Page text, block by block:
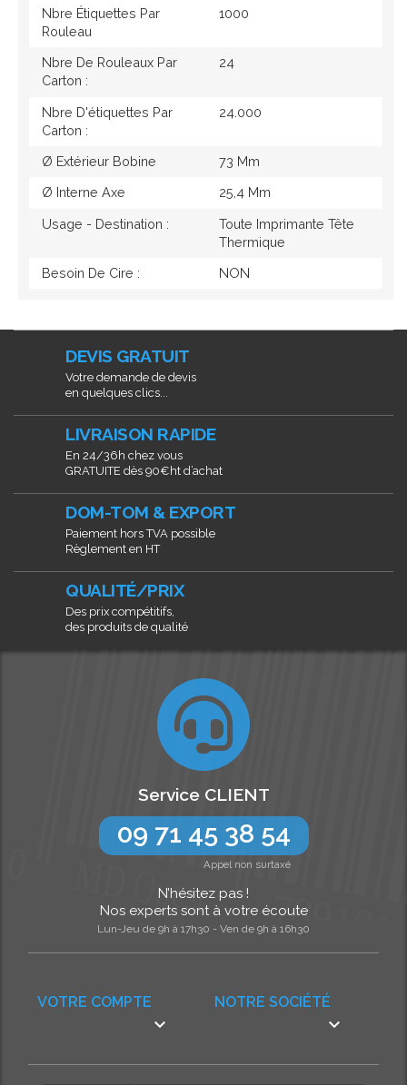
Nbre Étiquettes Par
Rouleau
1000
Nbre De Rouleaux Par
Carton :
24
Nbre D'étiquettes Par
Carton :
24.000
Ø Extérieur Bobine 73 Mm
Ø Interne Axe 25,4 Mm
Usage - Destination :
Toute Imprimante Tête
Thermique
Besoin De Cire : NON
DEVIS GRATUIT
Votre demande de devis
en quelques clics...
LIVRAISON RAPIDE
En 24/36h chez vous
GRATUITE dès 90€ht d’achat
DOM-TOM & EXPORT
Paiement hors TVA possible
Règlement en HT
QUALITÉ/PRIX
Des prix compétitifs,
des produits de qualité
NOTRE SOCIÉTÉ

VOTRE COMPTE

Service CLIENT
09 71 45 38 54
Appel non surtaxé
N’hésitez pas !
Nos experts sont à votre écoute
Lun-Jeu de 9h à 17h30 - Ven de 9h à 16h30